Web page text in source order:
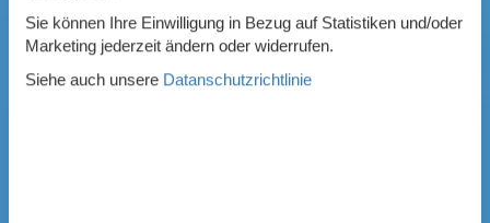
Sie können Ihre Einwilligung in Bezug auf Statistiken und/oder
Marketing jederzeit ändern oder widerrufen.
Siehe auch unsere Datanschutzrichtlinie